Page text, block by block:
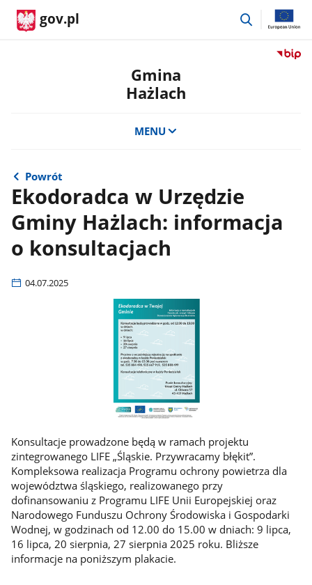
gov.pl
przejdź
Przejdź
Gmina
Hażlach
MENU
Powrót
Ekodoradca w Urzędzie
Gminy Hażlach: informacja
o konsultacjach
04.07.2025
Konsultacje prowadzone będą w ramach projektu
zintegrowanego LIFE „Śląskie. Przywracamy błękit”.
Kompleksowa realizacja Programu ochrony powietrza dla
województwa śląskiego, realizowanego przy
dofinansowaniu z Programu LIFE Unii Europejskiej oraz
Narodowego Funduszu Ochrony Środowiska i Gospodarki
Wodnej, w godzinach od 12.00 do 15.00 w dniach: 9 lipca,
16 lipca, 20 sierpnia, 27 sierpnia 2025 roku. Bliższe
informacje na poniższym plakacie.